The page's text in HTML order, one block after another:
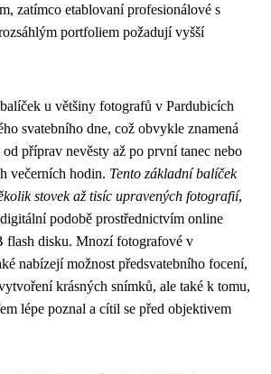
zatímco etablovaní profesionálové s
portfoliem požadují vyšší
u většiny fotografů v Pardubicích
svatebního dne, což obvykle znamená
příprav nevěsty až po první tanec nebo
večerních hodin. Tento základní balíček
stovek až tisíc upravených fotografií,
podobě prostřednictvím online
flash disku. Mnozí fotografové v
nabízejí možnost předsvatebního focení,
krásných snímků, ale také k tomu,
lépe poznal a cítil se před objektivem